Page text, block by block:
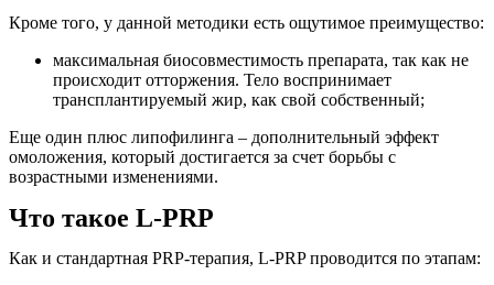
Кроме того, у данной методики есть ощутимое преимущество:
максимальная биосовместимость препарата, так как не
происходит отторжения. Тело воспринимает
трансплантируемый жир, как свой собственный;
Еще один плюс липофилинга – дополнительный эффект
омоложения, который достигается за счет борьбы с
возрастными изменениями.
Что такое L-PRP
Как и стандартная PRP-терапия, L-PRP проводится по этапам: